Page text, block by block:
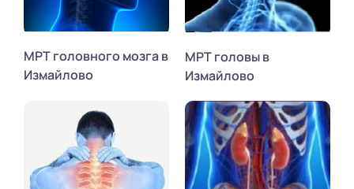
МРТ головного мозга в
Измайлово
МРТ головы в
Измайлово